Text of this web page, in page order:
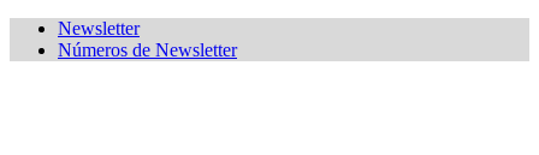
Newsletter
Números de Newsletter